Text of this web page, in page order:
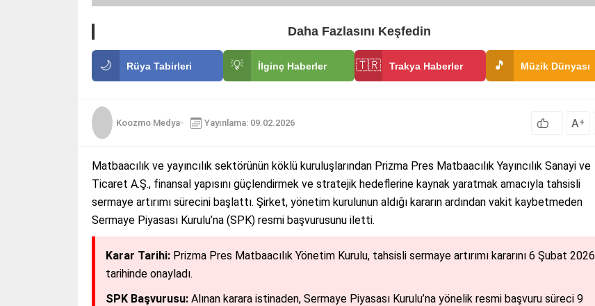
Daha Fazlasını Keşfedin
🌙 Rüya Tabirleri 💡 İlginç Haberler 🇹🇷 Trakya Haberler 🎵 Müzik Dünyası
Koozmo Medya Yayınlama: 09.02.2026 A+
Matbaacılık ve yayıncılık sektörünün köklü kuruluşlarından Prizma Pres Matbaacılık Yayıncılık Sanayi ve
Ticaret A.Ş., finansal yapısını güçlendirmek ve stratejik hedeflerine kaynak yaratmak amacıyla tahsisli
sermaye artırımı sürecini başlattı. Şirket, yönetim kurulunun aldığı kararın ardından vakit kaybetmeden
Sermaye Piyasası Kurulu’na (SPK) resmi başvurusunu iletti.
Karar Tarihi: Prizma Pres Matbaacılık Yönetim Kurulu, tahsisli sermaye artırımı kararını 6 Şubat 2026
tarihinde onayladı.
SPK Başvurusu: Alınan karara istinaden, Sermaye Piyasası Kurulu’na yönelik resmi başvuru süreci 9